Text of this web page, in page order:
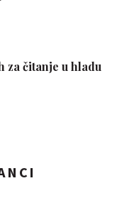
za čitanje u hladu